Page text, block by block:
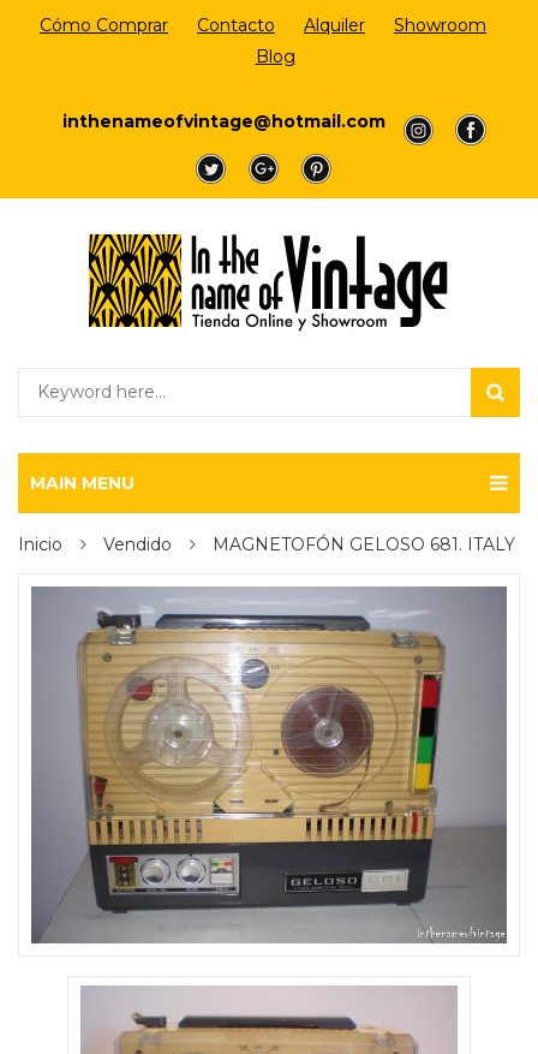
Cómo Comprar Contacto Alquiler
Showroom
Blog
inthenameofvintage@hotmail.com
a
a
a
a a
MAIN MENU
Inicio Vendido MAGNETOFÓN GELOSO 681. ITALY